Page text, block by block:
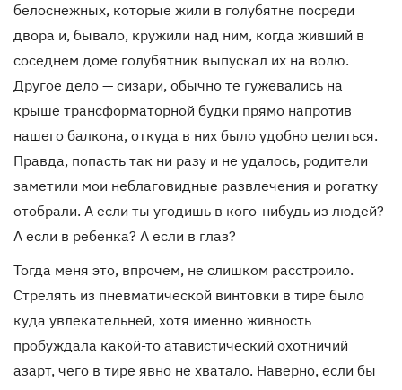
белоснежных, которые жили в голубятне посреди
двора и, бывало, кружили над ним, когда живший в
соседнем доме голубятник выпускал их на волю.
Другое дело — сизари, обычно те гужевались на
крыше трансформаторной будки прямо напротив
нашего балкона, откуда в них было удобно целиться.
Правда, попасть так ни разу и не удалось, родители
заметили мои неблаговидные развлечения и рогатку
отобрали. А если ты угодишь в кого-нибудь из людей?
А если в ребенка? А если в глаз?
Тогда меня это, впрочем, не слишком расстроило.
Стрелять из пневматической винтовки в тире было
куда увлекательней, хотя именно живность
пробуждала какой-то атавистический охотничий
азарт, чего в тире явно не хватало. Наверно, если бы